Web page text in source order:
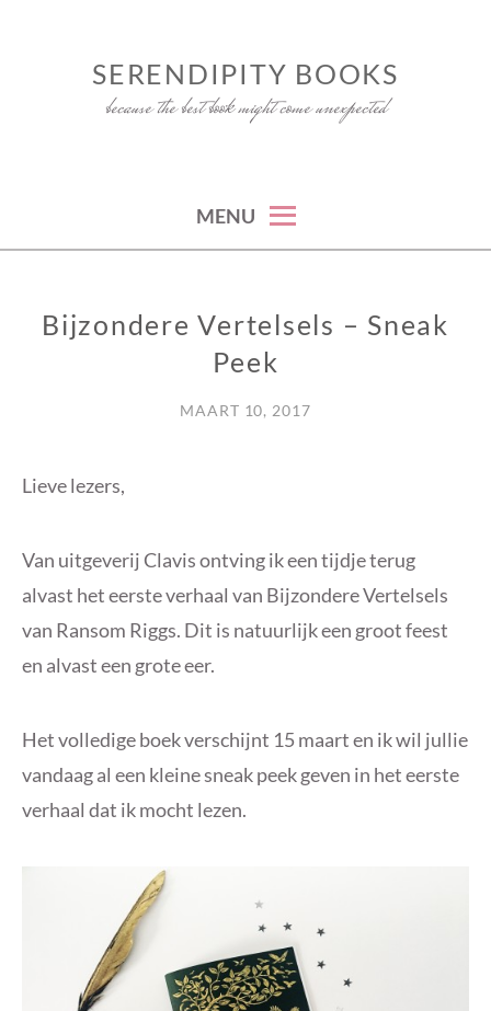
SERENDIPITY BOOKS
because the best book might come unexpected
MENU
OVERIG
Bijzondere Vertelsels – Sneak
Peek
MAART 10, 2017
Lieve lezers,
Van uitgeverij Clavis ontving ik een tijdje terug
alvast het eerste verhaal van Bijzondere Vertelsels
van Ransom Riggs. Dit is natuurlijk een groot feest
en alvast een grote eer.
Het volledige boek verschijnt 15 maart en ik wil jullie
vandaag al een kleine sneak peek geven in het eerste
verhaal dat ik mocht lezen.